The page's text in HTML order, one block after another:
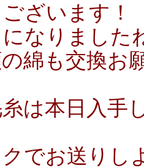
ざいます！
なりました
綿も交換お
は本日入手
でお送りし